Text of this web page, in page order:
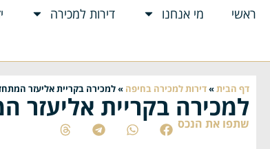
ראשי מי אנחנו דירות למכירה
דף הבית»דירות למכירה בחיפה »למכירה בקריית אליעזר
למכירה בקריית
שתפו את הנכס